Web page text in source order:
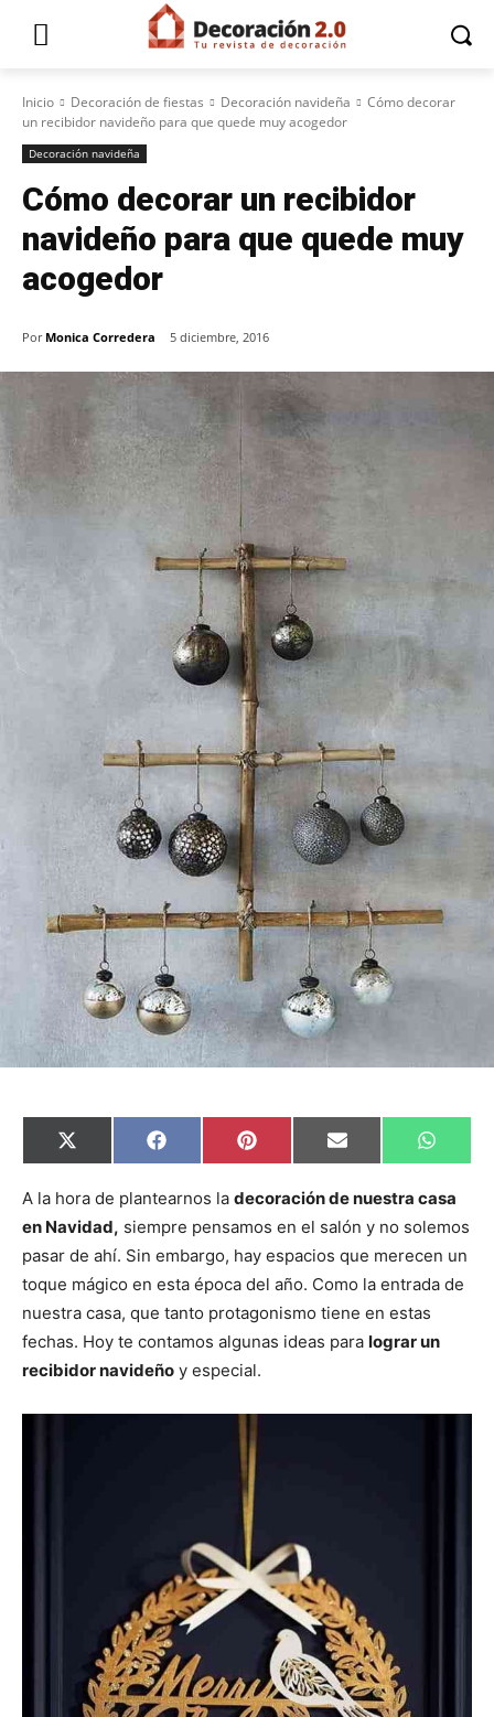
Inicio Decoración de fiestas Decoración navideña
Cómo decorar
un recibidor navideño para que quede muy acogedor
Decoración navideña
Cómo decorar un recibidor
navideño para que quede muy
acogedor
Por Monica Corredera 5 diciembre, 2016
C
o
p
r
t
i
r
e
n
X
(
w
t
t
e
r
)
C
o
p
r
i
r
e
n
F
a
e
o
o
k
C
o
p
r
i
r
e
n
P
i
t
r
e
s
t
C
o
p
r
i
r
e
n
E
m
i
C
o
p
r
i
r
e
W
h
t
A
p
p
A la hora de plantearnos la decoración de nuestra casa
en Navidad, siempre pensamos en el salón y no solemos
pasar de ahí. Sin embargo, hay espacios que merecen un
toque mágico en esta época del año. Como la entrada de
nuestra casa, que tanto protagonismo tiene en estas
fechas. Hoy te contamos algunas ideas para lograr un
recibidor navideño y especial.